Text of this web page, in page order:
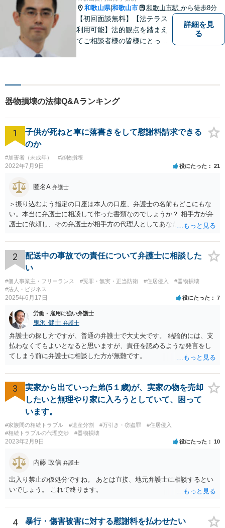
和歌山県|和歌山市 和歌山市駅 から徒歩8分
【初回面談無料】【法テラス
利用可能】法的観点を踏まえ
てご相談者様の皆様にとって
【当日／夜間／応相談】お悩
み事がございましたら、お気
軽にご相談下さい。
詳細を見
る
器物損壊の法律Q&Aランキング
1
子供が死ねと車に落書きをして慰謝料請求できる
のか
#加害者（未成年） #器物損壊
2022年7月9日 役にたった 21
匿名A 弁護士
＞振り込むよう指定の口座は本人の口座、弁護士の名前もどこにもな
い。本当に弁護士に相談して作った書類なのでしょうか？ 相手方が弁
護士に依頼し、その弁護士が相手方の代理人としてあなたと交渉し、
るかと思いますが、「弁護士に相談して作成」しただけであれば、弁
護士の名前は出てきません。 ＞慰謝料（死ねと書かれ精神的苦痛生活
に支障をきたした） ＞車の修理代 ＞監視カメラ代 のうち、修理代の
いくら請求されているのでしょうか？
2
配送中の事故での責任について弁護士に相談した
い
#個人事業主・フリーランス #冤罪・無実・正当防衛 #住居侵入
#器物損壊
#法人・ビジネス
2025年6月17日 役にたった 7
労働・雇用に強い弁護士
鬼沢 健士 弁護士
弁護士の探し方ですが、普通の弁護士で大丈夫です。 結論的には、支
払わなくてもよいとなると思いますが、責任を認めるような発言をし
てしまう前に弁護士に相談した方が無難です。
3
実家から出ていった弟(5１歳)が、実家の物を売却
したいと無理やり家に入ろうとしていて、困って
います。
#家族間の相続トラブル #遺産分割 #万引き・窃盗罪
#住居侵入
#相続トラブルの代理交渉
#器物損壊
2023年2月9日 役にたった 10
内藤 政信 弁護士
出入り禁止の仮処分ですね。 あとは直接、地元弁護士に相談するとい
いでしょう。 これで終ります。
4 暴行・傷害被害に対する慰謝料を払わせたい